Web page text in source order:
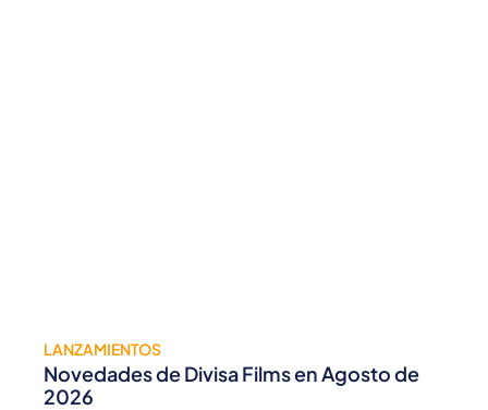
LANZAMIENTOS
Novedades de Divisa Films en Agosto de
2026